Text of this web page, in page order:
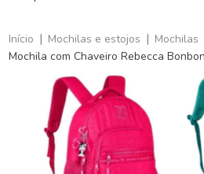
Início | Mochilas e estojos | Mochilas
Mochila com Chaveiro Rebecca